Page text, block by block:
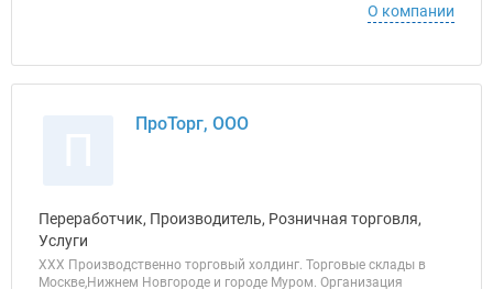
О компании
ПроТорг, ООО
Переработчик, Производитель, Розничная торговля,
Услуги
ХХХ Производственно торговый холдинг. Торговые склады в
Москве,Нижнем Новгороде и городе Муром. Организация